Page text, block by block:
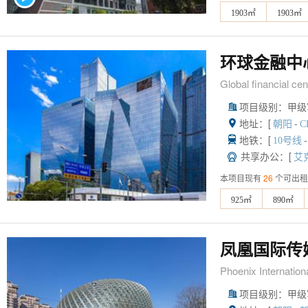
1903㎡ 1903㎡
环球金融中
Global financial
 项目级别：甲
 地址：[ 朝阳 -
 地铁：[ 10号线 -
 共享办公：[ 艾
本项目现有26 个可出
925㎡ 890㎡
凤凰国际传
Phoenix
 项目级别：甲